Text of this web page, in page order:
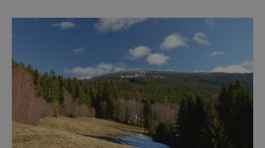
přijíždějí. Nejde o boj proti turistům. Jde o
ochranu krajiny, která už nechce být obětí
vlastního úspě